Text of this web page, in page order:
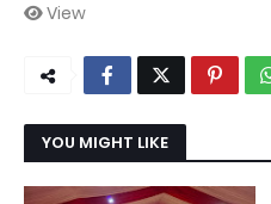
View
YOU MIGHT LIKE